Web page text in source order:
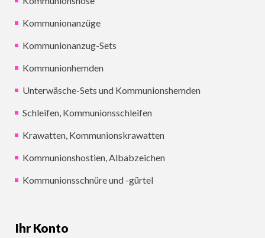
Kommunionanzüge
Kommunionanzug-Sets
Kommunionhemden
Unterwäsche-Sets und Kommunionshemden
Schleifen, Kommunionsschleifen
Krawatten, Kommunionskrawatten
Kommunionshostien, Albabzeichen
Kommunionsschnüre und -gürtel
Ihr Konto